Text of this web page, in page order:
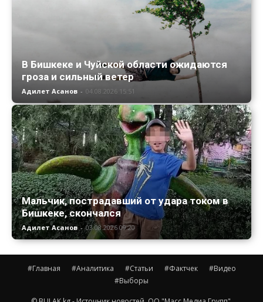
В Бишкеке и Чуйской области ожидаются
гроза и сильный ветер
Адилет Асанов - 04.08.2026 15:51
Мальчик, пострадавший от удара током в
Бишкеке, скончался
Адилет Асанов - 03.08.2026 09:20
#Главная #Аналитика #Статьи #Фактчек
#Видео
#Выборы